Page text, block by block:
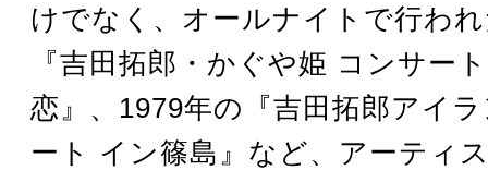
けでなく、オールナイトで行わ
『吉田拓郎・かぐや姫 コンサー
恋』、1979年の『吉田拓郎アイ
ート イン篠島』など、アーティ